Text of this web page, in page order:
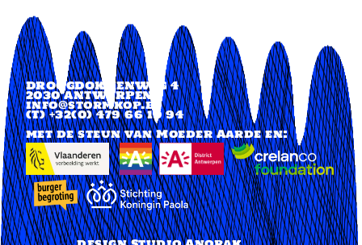
DROOGDOKKENWEG 4
2030 ANTWERPEN
info@stormkop.be
(T) +32(0)479 66 10 94
met de steun van Moeder Aarde en:
​ ​​​​​​